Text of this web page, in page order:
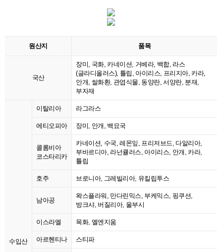
원산지 품목
국산
장미, 국화, 카네이션, 거베라, 백합, 라스
(글라디올러스), 튤립, 아이리스, 프리지아, 카라,
안개, 쌀화환, 관엽식물, 동양란, 서양란, 분재,
부자재
수입산
이탈리아 라그라스
에티오피아 장미, 안개, 백묘국
콜롬비아
코스타리카
카네이션, 수국, 레몬잎, 프리저브드, 다알리아,
부바르디아, 라넌큘러스, 아이리스, 안개, 카라,
튤립
호주 브로니아, 그레빌리아, 유킬립투스
남아공
왁스플라워, 만다린믹스, 부케믹스, 핑쿠션,
방크샤, 버질리아, 울부시
이스라엘 목화, 엘엔지움
아르헨티나 스티파